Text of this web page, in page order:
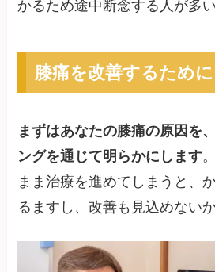
かるため途中断念する人が多
膝痛を改善するために
まずはあなたの膝痛の原因を
ングを通じて明らかにします
まま治療を進めてしまうと、
るますし、改善も見込めないか